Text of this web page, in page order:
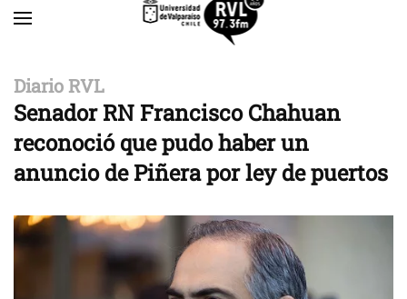
Diario RVL
Senador RN Francisco Chahuan
reconoció que pudo haber un
anuncio de Piñera por ley de puertos